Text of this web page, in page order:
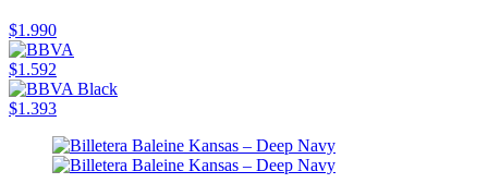
$1.990
$1.592
$1.393